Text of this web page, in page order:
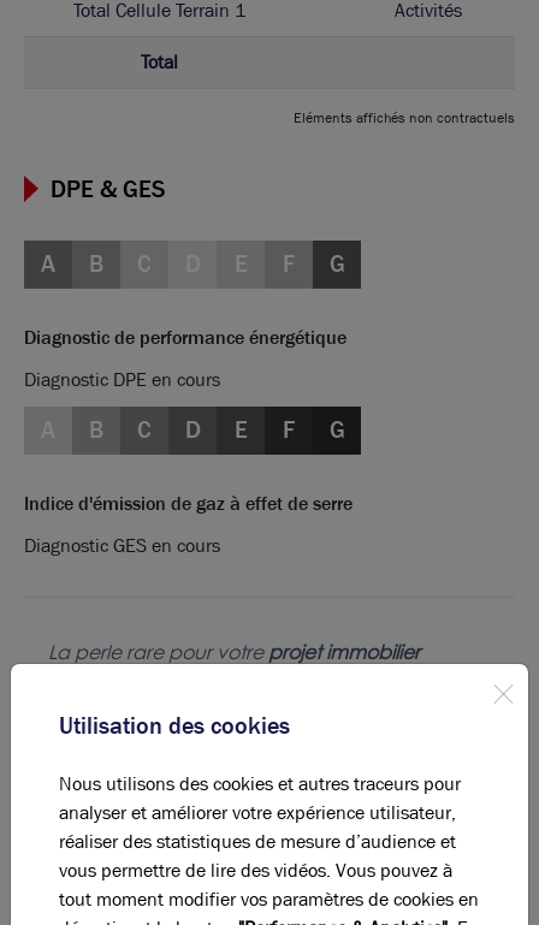
Total Cellule Terrain 1 Activités
Total
Eléments affichés non contractuels
DPE & GES
A B C E F G
Diagnostic de performance énergétique
Diagnostic DPE en cours
B C D E F G
Indice d'émission de gaz à effet de serre
Diagnostic GES en cours
La perle rare pour votreprojet immobilier
Ces offres peuvent vous intéresser !
Utilisation des cookies
Nous utilisons des cookies et autres traceurs pour
analyser et améliorer votre expérience utilisateur,
réaliser des statistiques de mesure d’audience et
vous permettre de lire des vidéos. Vous pouvez à
tout moment modifier vos paramètres de cookies en